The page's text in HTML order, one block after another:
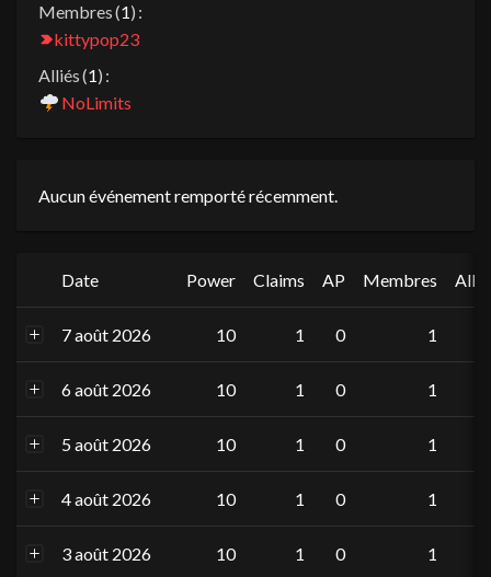
Membres (1) :
kittypop23
Alliés (1) :
NoLimits
Aucun événement remporté récemment.
Date Power Claims AP Membres
7 août 2026 10 1 0 1
6 août 2026 10 1 0 1
5 août 2026 10 1 0 1
4 août 2026 10 1 0 1
3 août 2026 10 1 0 1